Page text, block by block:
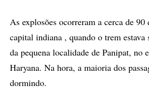
As explosões ocorreram a cerca de
capital indiana , quando o trem estava
da pequena localidade de Panipat, no
Haryana. Na hora, a maioria dos
dormindo.